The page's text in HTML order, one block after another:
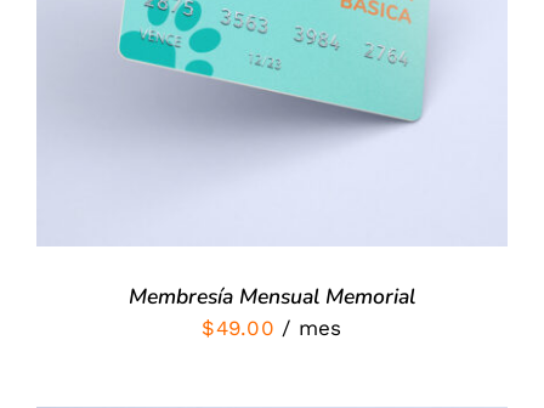
Valorado
con5.00 de 5
SIGN UP NOW
DETALLES
Membresía Mensual Memorial
$49.00 / mes